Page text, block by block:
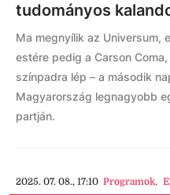
tudományos
Ma megnyílik az Universum,
estére pedig a Carson
színpadra lép – a második
Magyarország legnagyobb
partján.
2025. 07. 08., 17:10 Programok,